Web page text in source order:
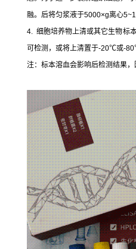
融。后将匀浆液于5000×g离心
4. 细胞培养物上清或其它生物标
可检测，或将上清置于-20℃或-
注：标本溶血会影响后检测结果，